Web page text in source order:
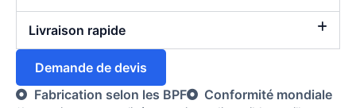
Livraison rapide
Demande de devis
Fabrication selon les BPF
Conformité mondiale